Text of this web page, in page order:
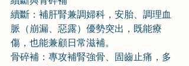
續斷：補肝腎兼調婦科，安胎、調理血
脈（崩漏、惡露）優勢突出，既能療
傷，也能兼顧日常滋補。
骨碎補：專攻補腎強骨、固齒止痛，多